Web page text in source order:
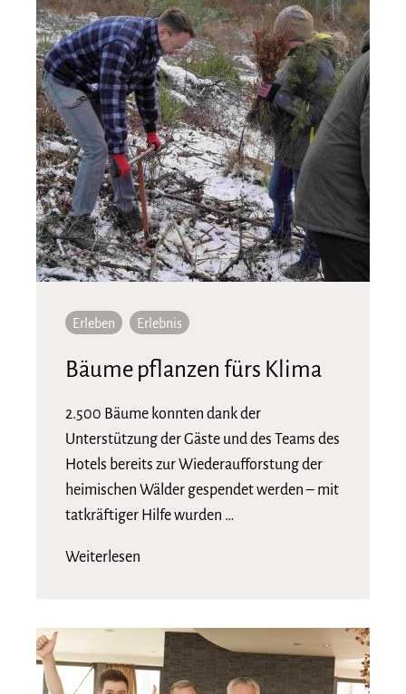
Erleben Erlebnis
Bäume pflanzen fürs Klima
2.500 Bäume konnten dank der
Unterstützung der Gäste und des Teams des
Hotels bereits zur Wiederaufforstung der
heimischen Wälder gespendet werden – mit
tatkräftiger Hilfe wurden …
Weiterlesen